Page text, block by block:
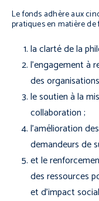
Le fonds adhère aux
pratiques en matière
la clarté de la
l’engagement à
des
le soutien à la
collaboration ;
l’amélioration
demandeurs de
et le
des ressources
et d’impact